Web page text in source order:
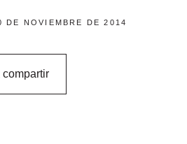
DE NOVIEMBRE DE 2014